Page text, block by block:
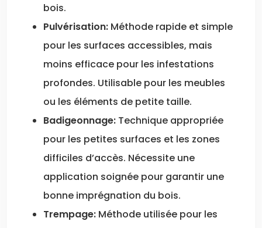
bois.
Pulvérisation: Méthode rapide et simple
pour les surfaces accessibles, mais
moins efficace pour les infestations
profondes. Utilisable pour les meubles
ou les éléments de petite taille.
Badigeonnage: Technique appropriée
pour les petites surfaces et les zones
difficiles d’accès. Nécessite une
application soignée pour garantir une
bonne imprégnation du bois.
Trempage: Méthode utilisée pour les